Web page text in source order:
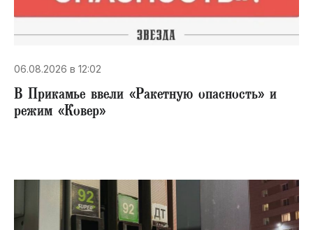
06.08.2026 в 12:02
В Прикамье ввели «Ракетную опасность» и
режим «Ковер»